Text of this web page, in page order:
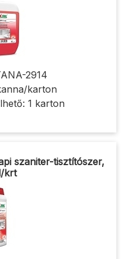
2914
karton
1 karton
szaniter-tisztítószer,
krt